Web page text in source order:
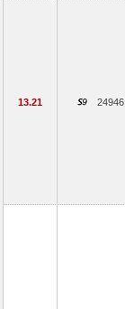
13.21 24946